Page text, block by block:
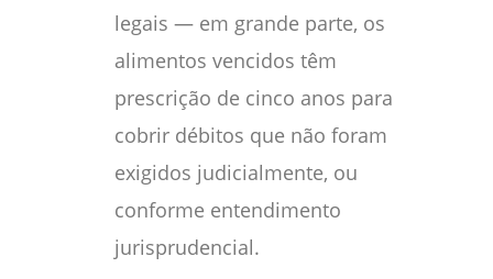
legais — em grande parte, os
alimentos vencidos têm
prescrição de cinco anos para
cobrir débitos que não foram
exigidos judicialmente, ou
conforme entendimento
jurisprudencial.